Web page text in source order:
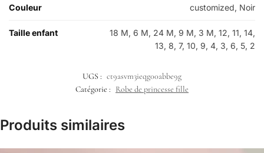
Couleur customized, Noir
Taille enfant
18 M, 6 M, 24 M, 9 M, 3 M, 12, 11, 14,
13, 8, 7, 10, 9, 4, 3, 6, 5, 2
UGS : ct9asvm3ieqg00abbe9g
Catégorie : Robe de princesse fille
Produits similaires